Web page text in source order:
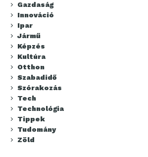
Gazdaság
Innováció
Ipar
Jármű
Képzés
Kultúra
Otthon
Szabadidő
Szórakozás
Tech
Technológia
Tippek
Tudomány
Zöld